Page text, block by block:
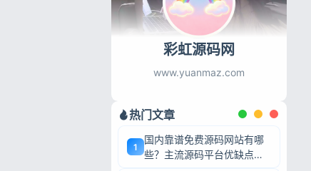
彩虹源码网
www.yuanmaz.com
热门文章
1
国内靠谱免费源码网站有哪
些？主流源码平台优缺点深